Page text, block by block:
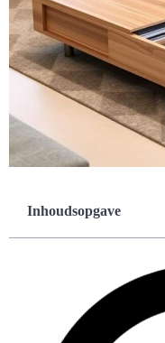
Inhoudsopgave